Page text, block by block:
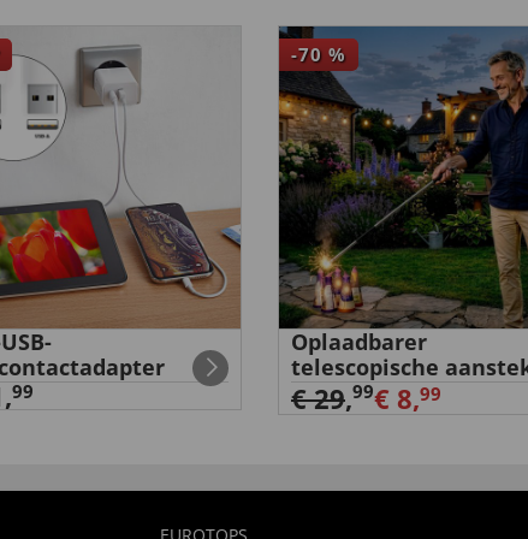
99
-70 %
Oplaadbarer
telescopische
€ 29,99€ 8,99